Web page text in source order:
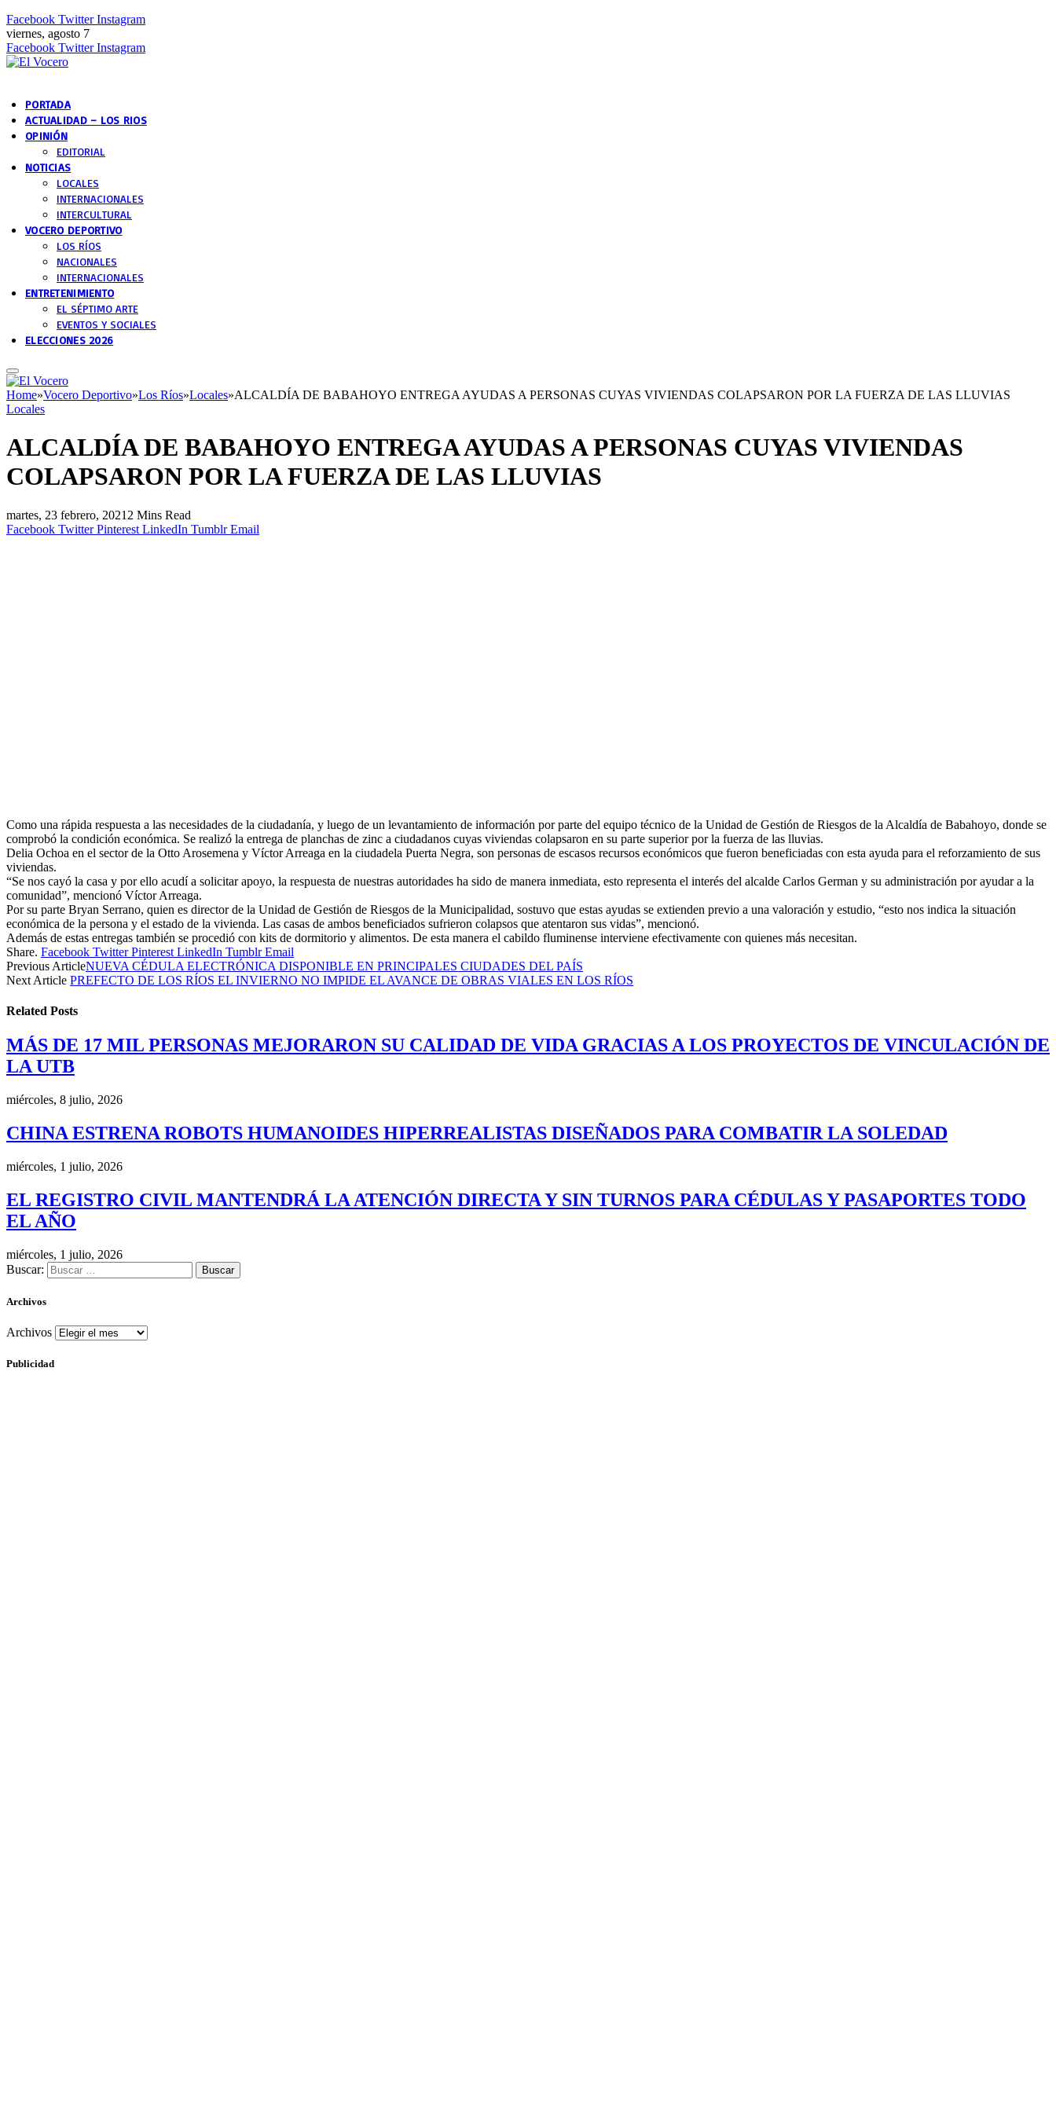
Facebook Twitter Instagram
viernes, agosto 7
Facebook Twitter Instagram
PORTADA
ACTUALIDAD – LOS RIOS
OPINIÓN
EDITORIAL
NOTICIAS
LOCALES
INTERNACIONALES
INTERCULTURAL
VOCERO DEPORTIVO
LOS RÍOS
NACIONALES
INTERNACIONALES
ENTRETENIMIENTO
EL SÉPTIMO ARTE
EVENTOS Y SOCIALES
ELECCIONES 2026
Home»Vocero Deportivo»Los Ríos»Locales»ALCALDÍA DE BABAHOYO ENTREGA AYUDAS A PERSONAS CUYAS VIVIENDAS COLAPSARON POR LA FUERZA DE LAS LLUVIAS
Locales
ALCALDÍA DE BABAHOYO ENTREGA AYUDAS A PERSONAS CUYAS VIVIENDAS
COLAPSARON POR LA FUERZA DE LAS LLUVIAS
martes, 23 febrero, 2021 2 Mins Read
Facebook Twitter Pinterest LinkedIn Tumblr Email
Como una rápida respuesta a las necesidades de la ciudadanía, y luego de un levantamiento de información por parte del equipo técnico de la Unidad de Gestión de Riesgos de la Alcaldía de Babahoyo, donde se
comprobó la condición económica. Se realizó la entrega de planchas de zinc a ciudadanos cuyas viviendas colapsaron en su parte superior por la fuerza de las lluvias.
Delia Ochoa en el sector de la Otto Arosemena y Víctor Arreaga en la ciudadela Puerta Negra, son personas de escasos recursos económicos que fueron beneficiadas con esta ayuda para el reforzamiento de sus
viviendas.
“Se nos cayó la casa y por ello acudí a solicitar apoyo, la respuesta de nuestras autoridades ha sido de manera inmediata, esto representa el interés del alcalde Carlos German y su administración por ayudar a la
comunidad”, mencionó Víctor Arreaga.
Por su parte Bryan Serrano, quien es director de la Unidad de Gestión de Riesgos de la Municipalidad, sostuvo que estas ayudas se extienden previo a una valoración y estudio, “esto nos indica la situación
económica de la persona y el estado de la vivienda. Las casas de ambos beneficiados sufrieron colapsos que atentaron sus vidas”, mencionó.
Además de estas entregas también se procedió con kits de dormitorio y alimentos. De esta manera el cabildo fluminense interviene efectivamente con quienes más necesitan.
Share. Facebook Twitter Pinterest LinkedIn Tumblr Email
Previous ArticleNUEVA CÉDULA ELECTRÓNICA DISPONIBLE EN PRINCIPALES CIUDADES DEL PAÍS
Next Article PREFECTO DE LOS RÍOS EL INVIERNO NO IMPIDE EL AVANCE DE OBRAS VIALES EN LOS RÍOS
Related Posts
MÁS DE 17 MIL PERSONAS MEJORARON SU CALIDAD DE VIDA GRACIAS A LOS PROYECTOS DE VINCULACIÓN DE
LA UTB
miércoles, 8 julio, 2026
CHINA ESTRENA ROBOTS HUMANOIDES HIPERREALISTAS DISEÑADOS PARA COMBATIR LA SOLEDAD
miércoles, 1 julio, 2026
EL REGISTRO CIVIL MANTENDRÁ LA ATENCIÓN DIRECTA Y SIN TURNOS PARA CÉDULAS Y PASAPORTES TODO
EL AÑO
miércoles, 1 julio, 2026
Buscar:
Archivos
Archivos
Publicidad